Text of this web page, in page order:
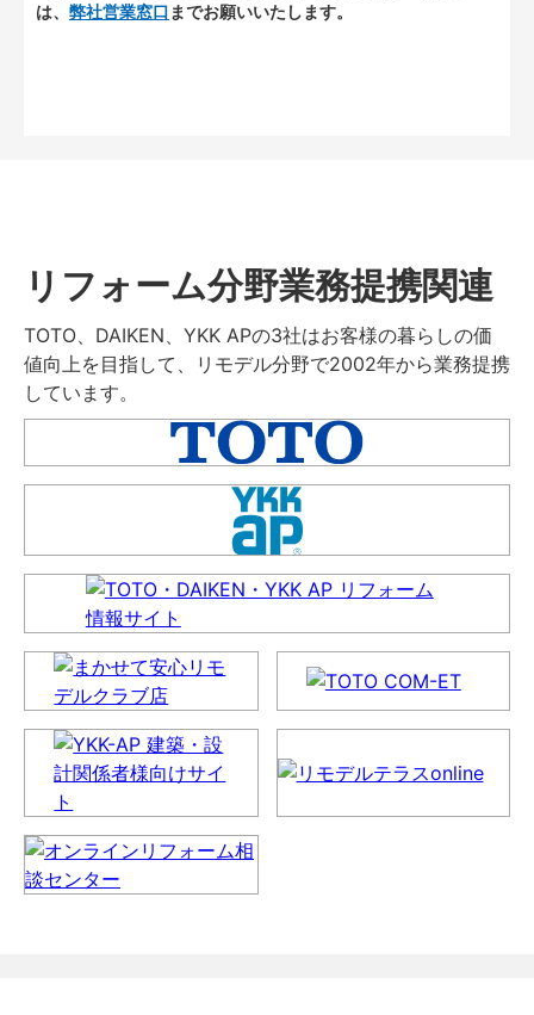
は、 弊社営業窓口 までお願いいたします。
リフォーム分野業務提携関連
TOTO、DAIKEN、YKK APの3社はお客様の暮らしの価
値向上を目指して、リモデル分野で2002年から業務提携
しています。